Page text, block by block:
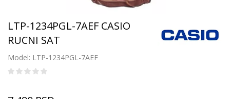
LTP-1234PGL-7AEF CASIO
RUCNI SAT
Model: LTP-1234PGL-7AEF